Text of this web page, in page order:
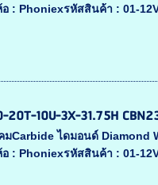
อ : Phoniexรหัสสินค้า : 01-
20T-10U-3X-31.75H
Carbide ไดมอนด์ Diamond
อ : Phoniexรหัสสินค้า : 01-